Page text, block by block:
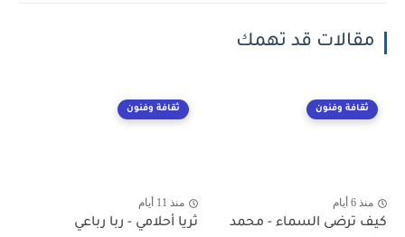
مقالات قد تهمك
ثقافة وفنون
منذ 6 أيام
كيف ترضى السماء - محمد
ثقافة وفنون
منذ 11 أيام
ثريا أحلامي - ربا رباعي